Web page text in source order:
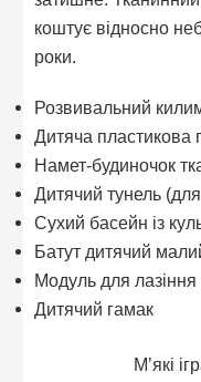
коштує відносно
роки.
Розвивальний
Дитяча пластикова
Намет-будиночок
Дитячий тунель
Сухий басейн із
Батут дитячий
Модуль для лазіння
Дитячий гамак
М’які